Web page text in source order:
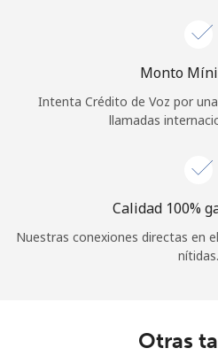
Monto
Intenta Crédito de Voz por
llamadas
Calidad 100%
Nuestras conexiones directas en
nítidas.
Otras